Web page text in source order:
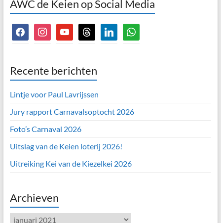
AWC de Keien op Social Media
facebookinstagramyoutubethreads linkedinwhatsapp
Recente berichten
Lintje voor Paul Lavrijssen
Jury rapport Carnavalsoptocht 2026
Foto’s Carnaval 2026
Uitslag van de Keien loterij 2026!
Uitreiking Kei van de Kiezelkei 2026
Archieven
Archieven